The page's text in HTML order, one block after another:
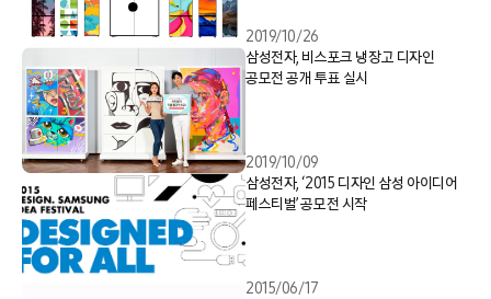
2019/10/26
삼성전자, 비스포크 냉장고 디자인
공모전 공개 투표 실시
2019/10/09
삼성전자, ‘2015 디자인 삼성 아이디어
페스티벌’ 공모전 시작
2015/06/17